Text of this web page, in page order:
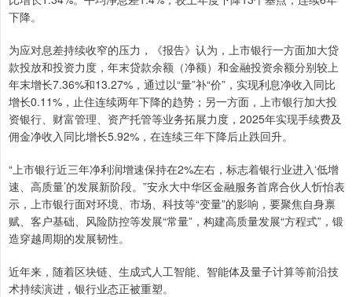
下降。
为应对息差持续收窄的压力，《报告》认为，上市银行一方面加大贷
款投放和投资力度，年末贷款余额（净额）和金融投资余额分别较上
年末增长7.36%和13.27%，通过以“量”补“价”，实现利息净收入同比
增长0.11%，止住连续两年下降的趋势；另一方面，上市银行加大投
资银行、财富管理、资产托管等业务拓展力度，2025年实现手续费及
佣金净收入同比增长5.92%，在连续三年下降后止跌回升。
“上市银行近三年净利润增速保持在2%左右，标志着银行业进入‘低增
速、高质量’的发展新阶段。”安永大中华区金融服务首席合伙人忻怡表
示，上市银行面对环境、市场、科技等“变量”的影响，要聚焦自身禀
赋、客户基础、风险防控等发展“常量”，构建高质量发展“方程式”，锻
造穿越周期的发展韧性。
近年来，随着区块链、生成式人工智能、智能体及量子计算等前沿技
术持续演进，银行业态正被重塑。